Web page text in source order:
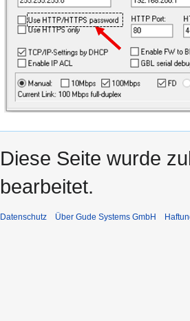
Diese Seite wurde
bearbeitet.
Datenschutz Über Gude Systems GmbH